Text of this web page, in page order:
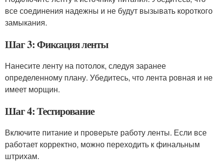
все соединения надежны и не будут вызывать короткого
замыкания.
Шаг 3: Фиксация ленты
Нанесите ленту на потолок, следуя заранее
определенному плану. Убедитесь, что лента ровная и не
имеет морщин.
Шаг 4: Тестирование
Включите питание и проверьте работу ленты. Если все
работает корректно, можно переходить к финальным
штрихам.